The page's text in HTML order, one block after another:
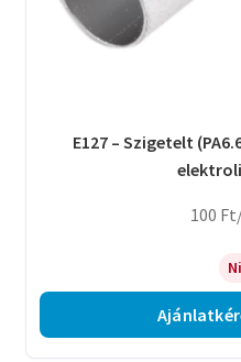
E127 – Szigetelt
100 Ft